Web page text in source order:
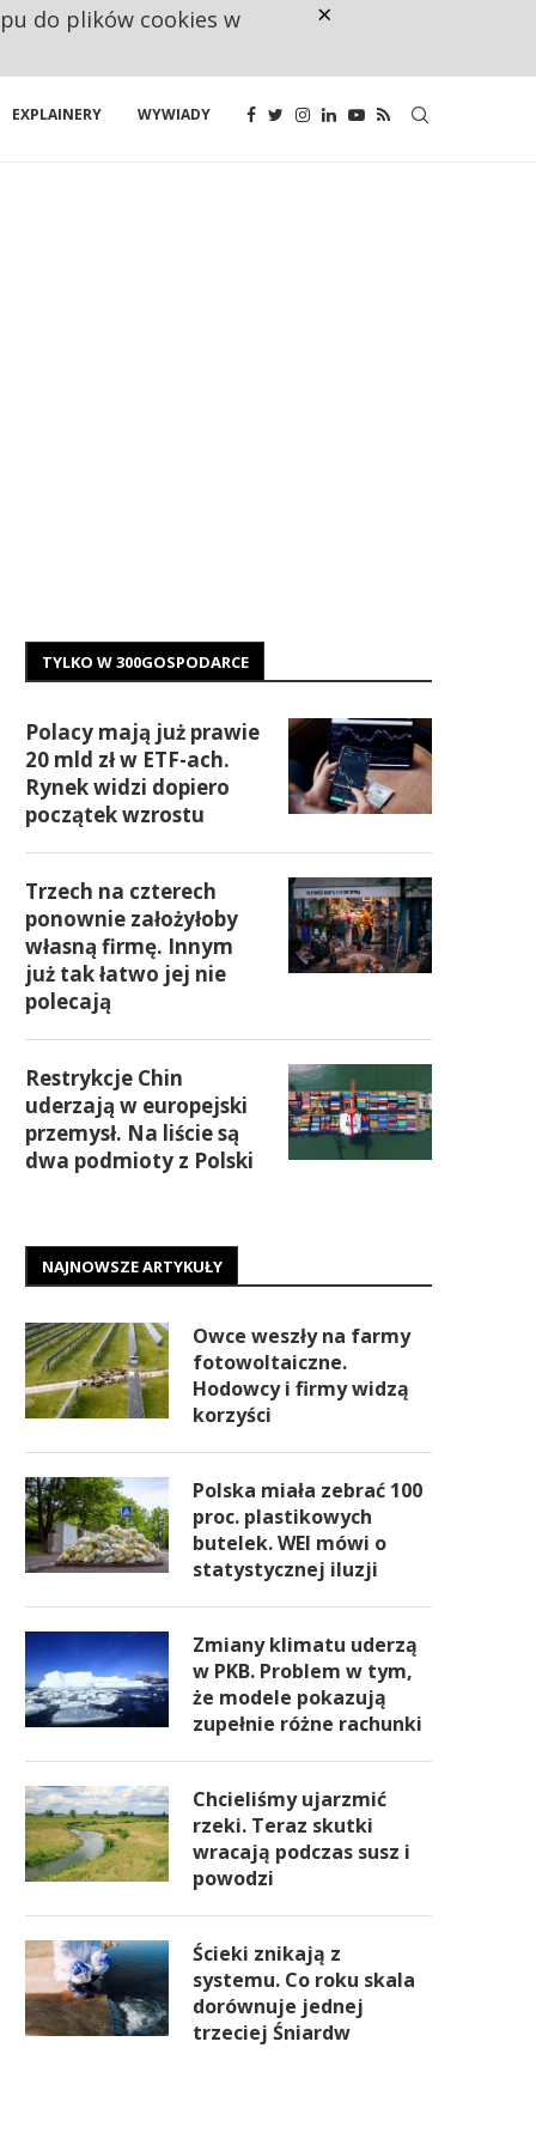
EXPLAINERY WYWIADY
TYLKO W 300GOSPODARCE
Polacy mają już prawie
20 mld zł w ETF-ach.
Rynek widzi dopiero
początek wzrostu
Trzech na czterech
ponownie założyłoby
własną firmę. Innym
już tak łatwo jej nie
polecają
Restrykcje Chin
uderzają w europejski
przemysł. Na liście są
dwa podmioty z Polski
NAJNOWSZE ARTYKUŁY
Owce weszły na farmy
fotowoltaiczne.
Hodowcy i firmy widzą
korzyści
Polska miała zebrać 100
proc. plastikowych
butelek. WEI mówi o
statystycznej iluzji
Zmiany klimatu uderzą
w PKB. Problem w tym,
że modele pokazują
zupełnie różne rachunki
Chcieliśmy ujarzmić
rzeki. Teraz skutki
wracają podczas susz i
powodzi
Ścieki znikają z
systemu. Co roku skala
dorównuje jednej
trzeciej Śniardw
do plików cookies w ×